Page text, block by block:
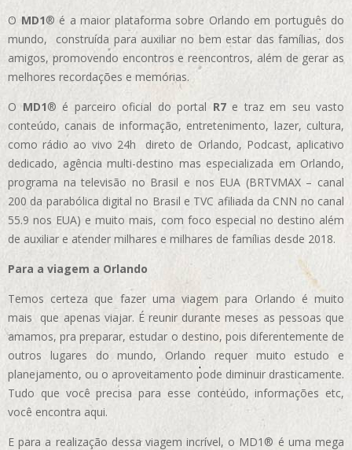
O MD1® é a maior plataforma sobre Orlando em português do
mundo, construída para auxiliar no bem estar das famílias, dos
amigos, promovendo encontros e reencontros, além de gerar as
melhores recordações e memórias.
OMD1® é parceiro oficial do portal R7e traz em seu vasto
conteúdo, canais de informação, entretenimento, lazer, cultura,
como rádio ao vivo 24h direto de Orlando, Podcast, aplicativo
dedicado, agência multi-destino mas especializada em Orlando,
programa na televisão no Brasil e nos EUA (BRTVMAX – canal
200 da parabólica digital no Brasil e TVC afiliada da CNN no canal
55.9 nos EUA) e muito mais, com foco especial no destino além
de auxiliar e atender milhares e milhares de famílias desde 2018.
Para a viagem a Orlando
Temos certeza que fazer uma viagem para Orlando é muito
mais que apenas viajar. É reunir durante meses as pessoas que
amamos, pra preparar, estudar o destino, pois diferentemente de
outros lugares do mundo, Orlando requer muito estudo e
planejamento, ou o aproveitamento pode diminuir drasticamente.
Tudo que você precisa para esse conteúdo, informações etc,
você encontra aqui.
E para a realização dessa viagem incrível, o MD1® é uma mega